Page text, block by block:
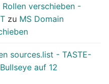
verschieben -
zu MS Domain
sources.list - TASTE-
auf 12